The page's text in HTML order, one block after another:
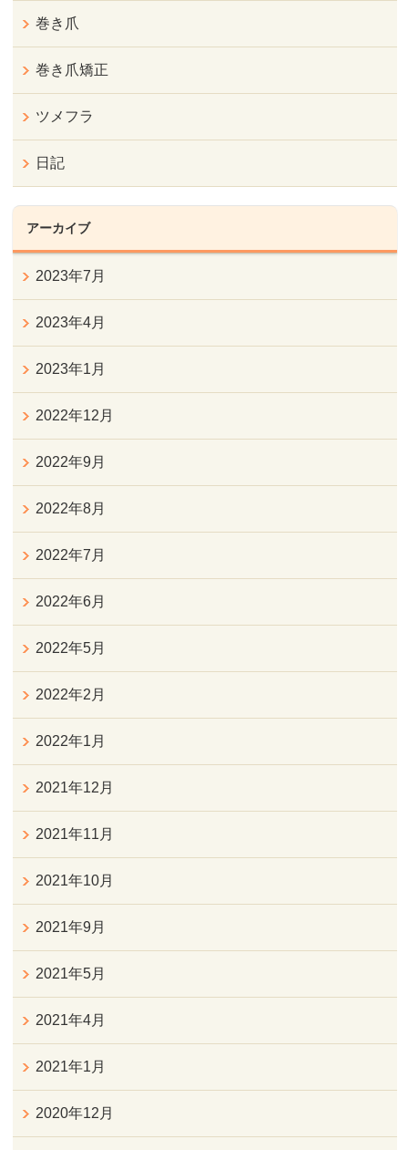
巻き爪
巻き爪矯正
ツメフラ
日記
アーカイブ
2023年7月
2023年4月
2023年1月
2022年12月
2022年9月
2022年8月
2022年7月
2022年6月
2022年5月
2022年2月
2022年1月
2021年12月
2021年11月
2021年10月
2021年9月
2021年5月
2021年4月
2021年1月
2020年12月